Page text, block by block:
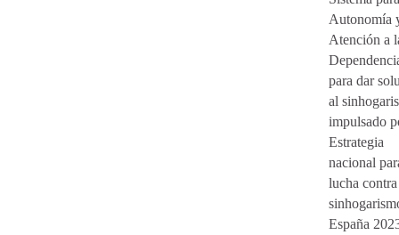
Autonomía
Atención a
para dar
al
impulsado
Estrategia
nacional
lucha
España